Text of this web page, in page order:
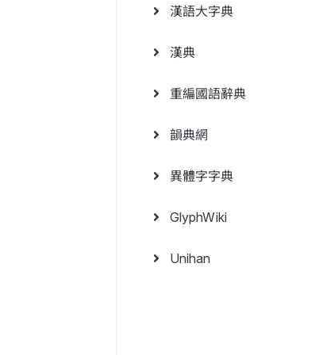
漢語大字典
漢典
重編國語辭典
韻典網
異體字字典
GlyphWiki
Unihan